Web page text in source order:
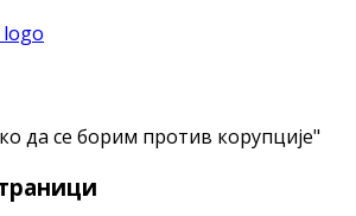
да се борим против корупције"